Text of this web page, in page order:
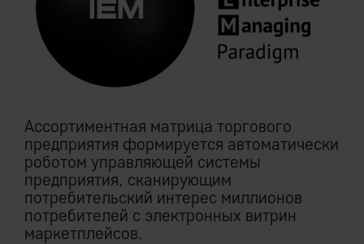
Ассортиментная матрица торгового
предприятия формируется автоматически
роботом управляющей системы
предприятия, сканирующим
потребительский интерес миллионов
потребителей с электронных витрин
маркетплейсов.